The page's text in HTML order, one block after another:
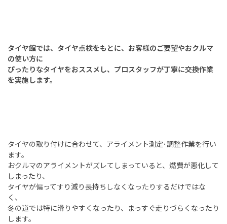
タイヤ館では、タイヤ点検をもとに、 お客様のご要望やおクルマ
の使い方に
ぴったりなタイヤをおススメし、 プロスタッフが丁寧に交換作業
を実施します。
タイヤの取り付けに合わせて、アライメント測定･調整作業を行い
ます。
おクルマのアライメントがズレてしまっていると、燃費が悪化して
しまったり、
タイヤが偏ってすり減り長持ちしなくなったりするだけではな
く、
冬の道では特に滑りやすくなったり、まっすぐ走りづらくなったり
します。